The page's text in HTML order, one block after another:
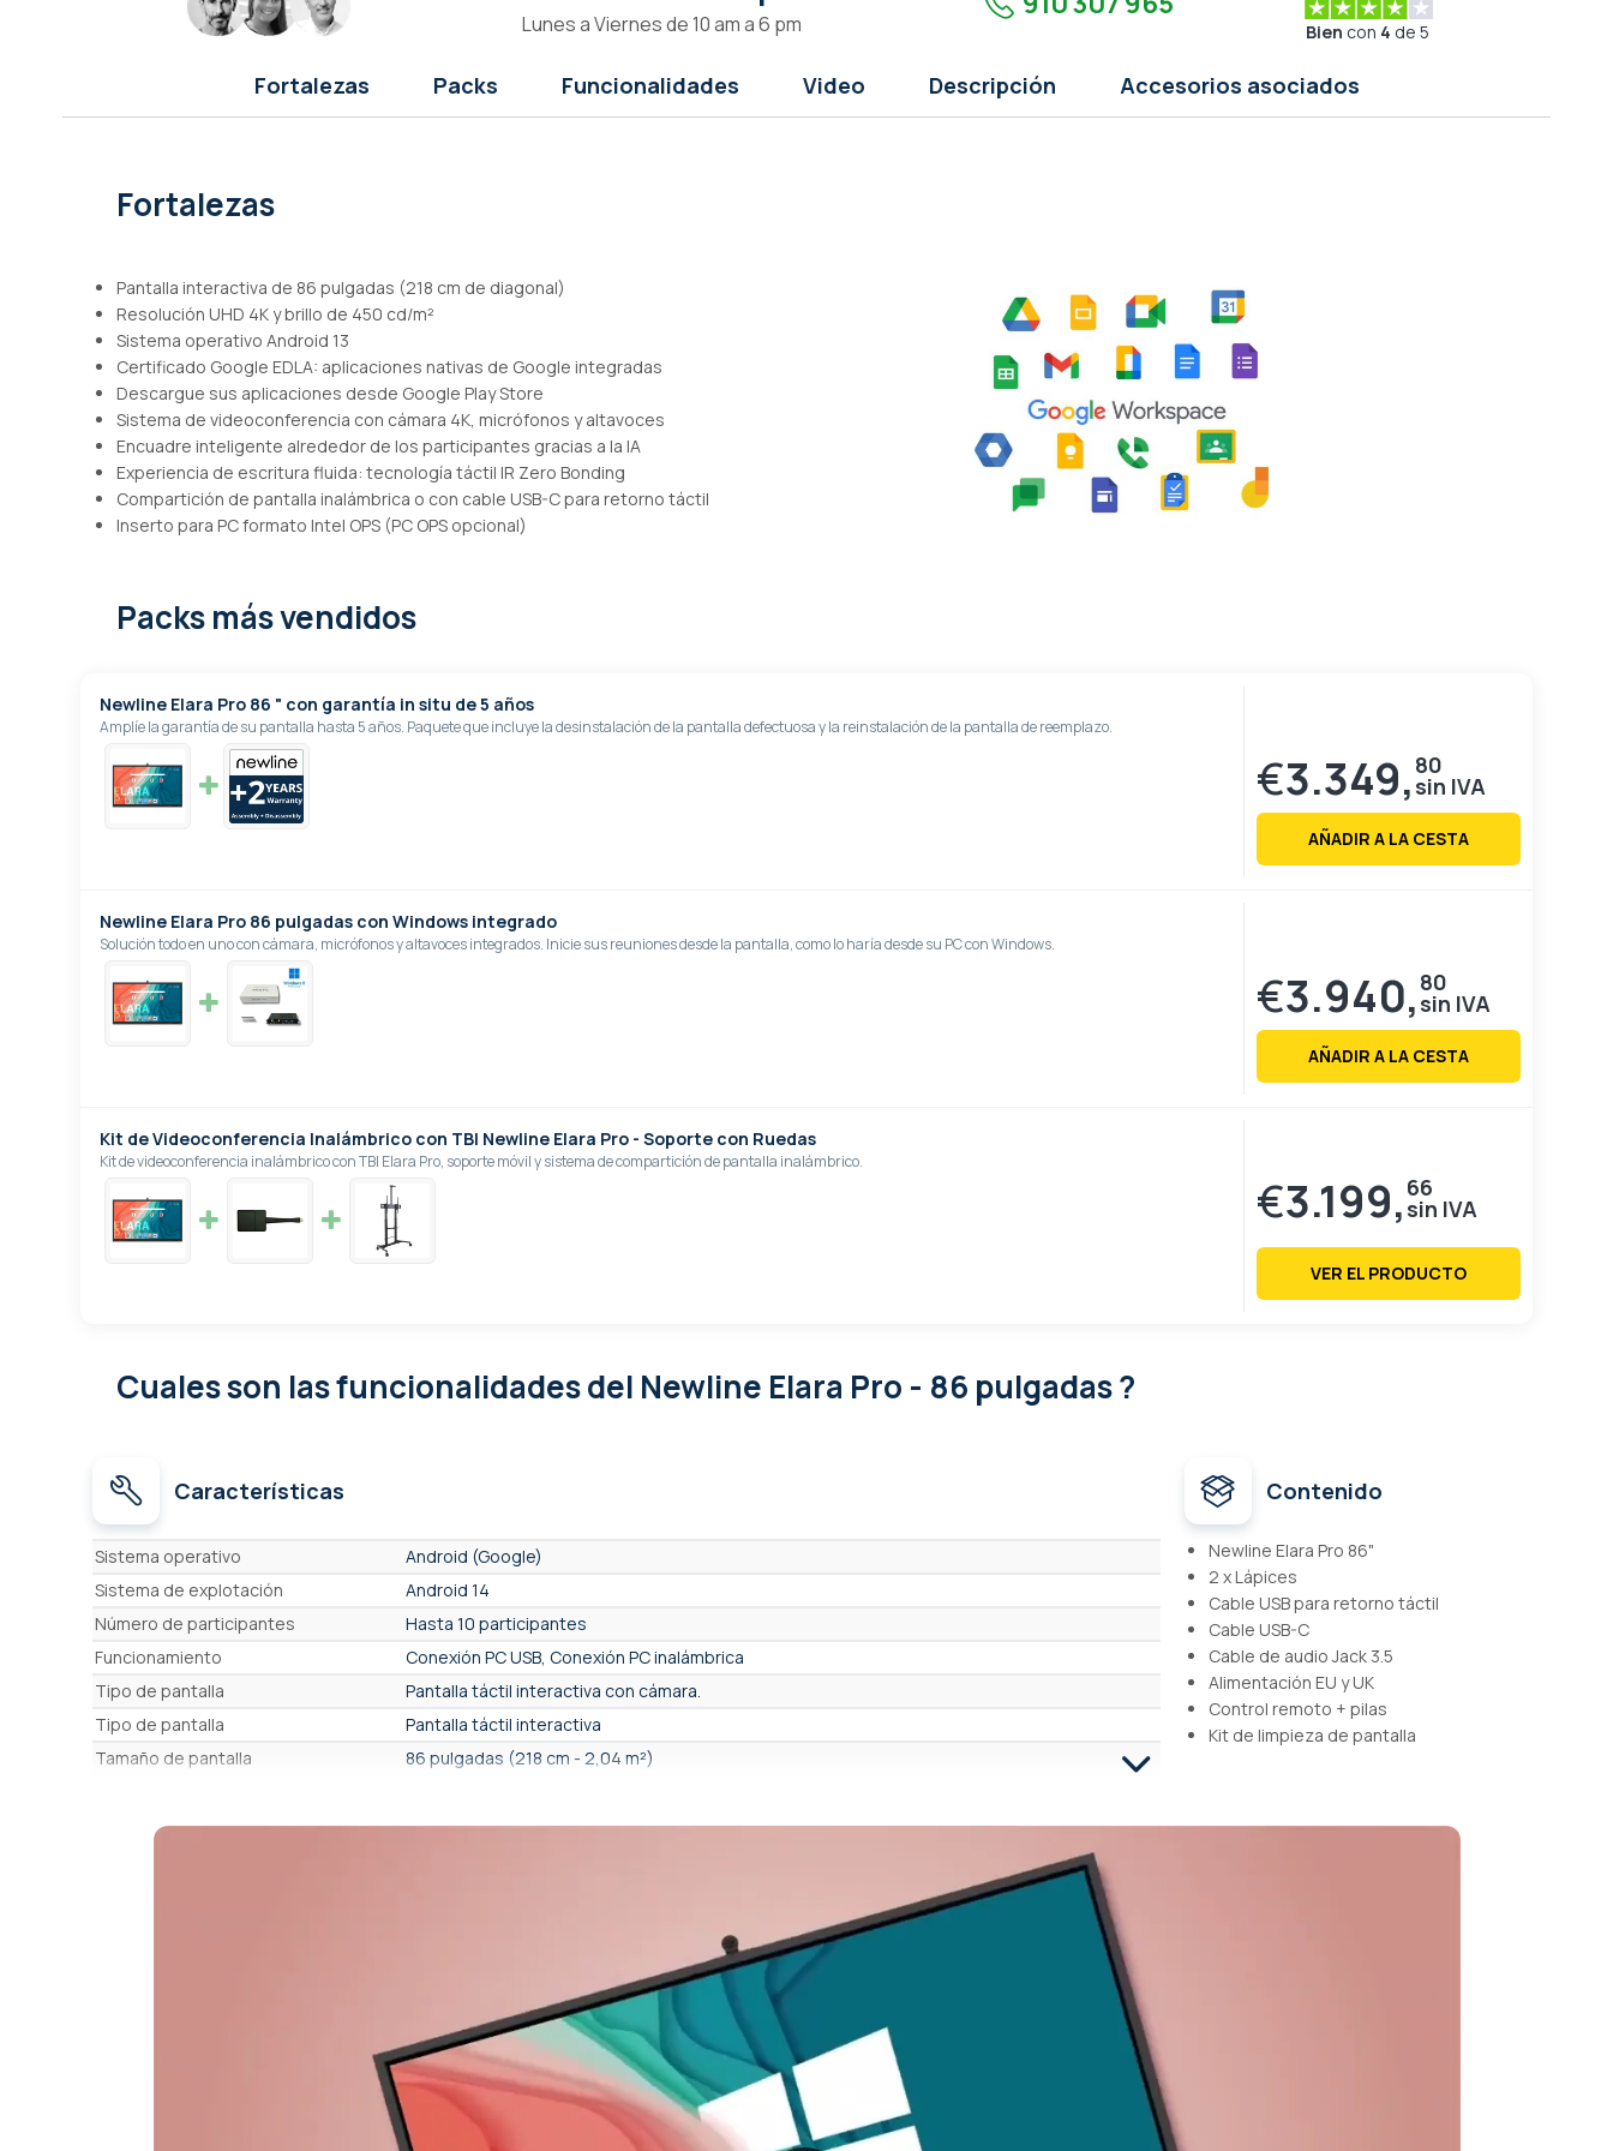
Lunes a Viernes de 10 am a 6 pm Bien con 4 de 5
Fortalezas Packs Funcionalidades Video Descripción Accesorios asociados
Fortalezas
Pantalla interactiva de 86 pulgadas (218 cm de diagonal)
Resolución UHD 4K y brillo de 450 cd/m²
Sistema operativo Android 13
Certificado Google EDLA: aplicaciones nativas de Google integradas
Descargue sus aplicaciones desde Google Play Store
Sistema de videoconferencia con cámara 4K, micrófonos y altavoces
Encuadre inteligente alrededor de los participantes gracias a la IA
Experiencia de escritura fluida: tecnología táctil IR Zero Bonding
Compartición de pantalla inalámbrica o con cable USB-C para retorno táctil
Inserto para PC formato Intel OPS (PC OPS opcional)
Packs más vendidos
Newline Elara Pro 86 " con garantía in situ de 5 años
Amplíe la garantía de su pantalla hasta 5 años. Paquete que incluye la desinstalación de la pantalla defectuosa y la reinstalación de la pantalla de reemplazo.
€3.349, 80
AÑADIR A LA CESTA
Newline Elara Pro 86 pulgadas con Windows integrado
Solución todo en uno con cámara, micrófonos y altavoces integrados. Inicie sus reuniones desde la pantalla, como lo haría desde su PC con Windows.
€3.940, 80
AÑADIR A LA CESTA
Kit de Videoconferencia Inalámbrico con TBI Newline Elara Pro - Soporte con Ruedas
Kit de videoconferencia inalámbrico con TBI Elara Pro, soporte móvil y sistema de compartición de pantalla inalámbrico.
€3.199, 66
VER EL PRODUCTO
Cuales son las funcionalidadesdel Newline Elara Pro - 86 pulgadas ?
Características
Características
Sistema operativo
Android (Google)
Sistema de explotación
Android 14
Número de participantes
Hasta 10 participantes
Funcionamiento
Conexión PC USB, Conexión PC inalámbrica
Tipo de pantalla
Pantalla táctil interactiva con cámara.
Tipo de pantalla
Pantalla táctil interactiva
Tamaño de pantalla
86 pulgadas (218 cm - 2,04 m²)
Resolución de la pantalla
8,3 Mpx - 3840 x 2160 - UHD 4K
Micrófonos incorporados
Sí, Altavoz frontal (integrado)
No (solo paisaje)
Contenido
Newline Elara Pro 86"
2 x Lápices
Cable USB para retorno táctil
Cable USB-C
Cable de audio Jack 3.5
Alimentación EU y UK
Control remoto + pilas
Kit de limpieza de pantalla